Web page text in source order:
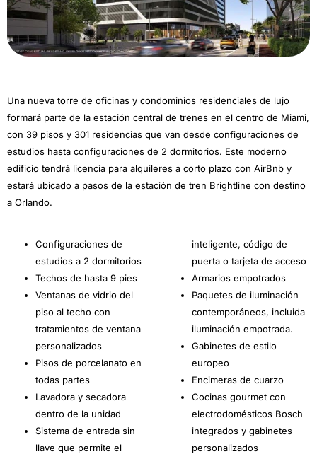
Una nueva torre de oficinas y condominios residenciales de lujo
formará parte de la estación central de trenes en el centro de Miami,
con 39 pisos y 301 residencias que van desde configuraciones de
estudios hasta configuraciones de 2 dormitorios. Este moderno
edificio tendrá licencia para alquileres a corto plazo con AirBnb y
estará ubicado a pasos de la estación de tren Brightline con destino
a Orlando.
Configuraciones de
estudios a 2 dormitorios
Techos de hasta 9 pies
Ventanas de vidrio del
piso al techo con
tratamientos de ventana
personalizados
Pisos de porcelanato en
todas partes
Lavadora y secadora
dentro de la unidad
Sistema de entrada sin
llave que permite el
inteligente, código de
puerta o tarjeta de acceso
Armarios empotrados
Paquetes de iluminación
contemporáneos, incluida
iluminación empotrada.
Gabinetes de estilo
europeo
Encimeras de cuarzo
Cocinas gourmet con
electrodomésticos Bosch
integrados y gabinetes
personalizados